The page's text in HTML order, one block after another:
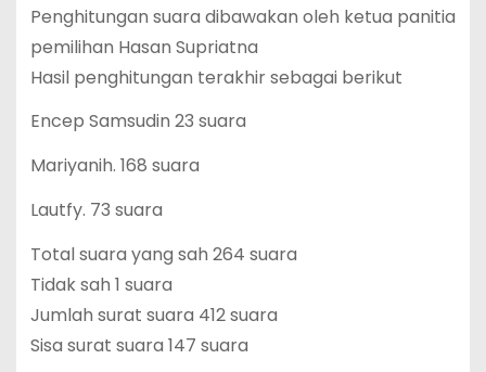
Penghitungan suara dibawakan oleh ketua panitia
pemilihan Hasan Supriatna
Hasil penghitungan terakhir sebagai berikut
Encep Samsudin 23 suara
Mariyanih. 168 suara
Lautfy. 73 suara
Total suara yang sah 264 suara
Tidak sah 1 suara
Jumlah surat suara 412 suara
Sisa surat suara 147 suara